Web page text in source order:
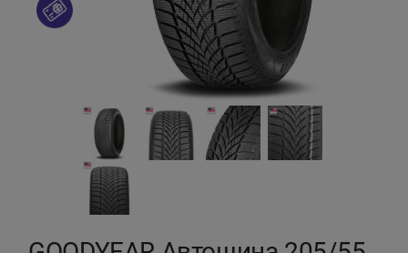
Кокшетау
Кызылорда
Павлодар
Петропавловск